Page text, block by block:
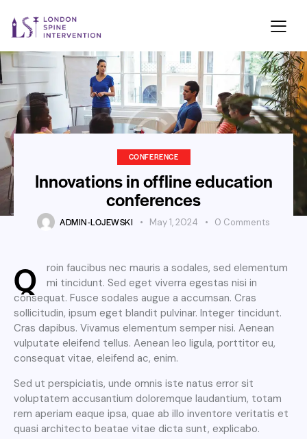
CONFERENCE
Innovations in offline education
conferences
ADMIN-LOJEWSKI May 1, 2024 0 Comments
Q
roin faucibus nec mauris a sodales, sed elementum
mi tincidunt. Sed eget viverra egestas nisi in
consequat. Fusce sodales augue a accumsan. Cras
sollicitudin, ipsum eget blandit pulvinar. Integer tincidunt.
Cras dapibus. Vivamus elementum semper nisi. Aenean
vulputate eleifend tellus. Aenean leo ligula, porttitor eu,
consequat vitae, eleifend ac, enim.
Sed ut perspiciatis, unde omnis iste natus error sit
voluptatem accusantium doloremque laudantium, totam
rem aperiam eaque ipsa, quae ab illo inventore veritatis et
quasi architecto beatae vitae dicta sunt, explicabo.